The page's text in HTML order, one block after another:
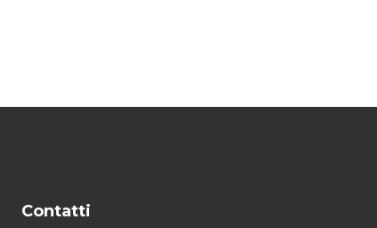
Contatti